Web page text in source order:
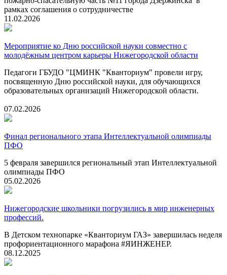
рамках соглашения о сотрудничестве
11.02.2026
Мероприятие ко Дню российской науки совместно с
молодёжным центром карьеры Нижегородской области
Педагоги ГБУДО "ЦМИНК "Кванториум" провели игру,
посвященную Дню российской науки, для обучающихся
образовательных организаций Нижегородской области.
07.02.2026
Финал регионального этапа Интеллектуальной олимпиады
ПФО
5 февраля завершился региональный этап Интеллектуальной
олимпиады ПФО
05.02.2026
Нижегородские школьники погрузились в мир инженерных
профессий.
В Детском технопарке «Кванториум ГАЗ» завершилась неделя
профориентационного марафона #ЯИНЖЕНЕР.
08.12.2025